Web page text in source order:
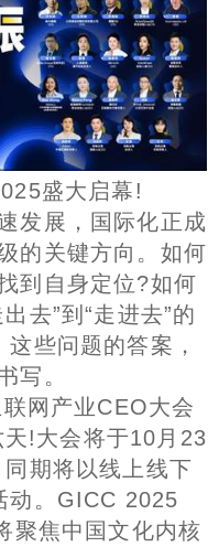
盛大启幕!
发展，国际化正成
的关键方向。如何
到自身定位?如何
去”到“走进去”的
些问题的答案，
写。
网产业CEO大会
!大会将于10月23
期将以线上线下
动。GICC 2025
聚焦中国文化内核